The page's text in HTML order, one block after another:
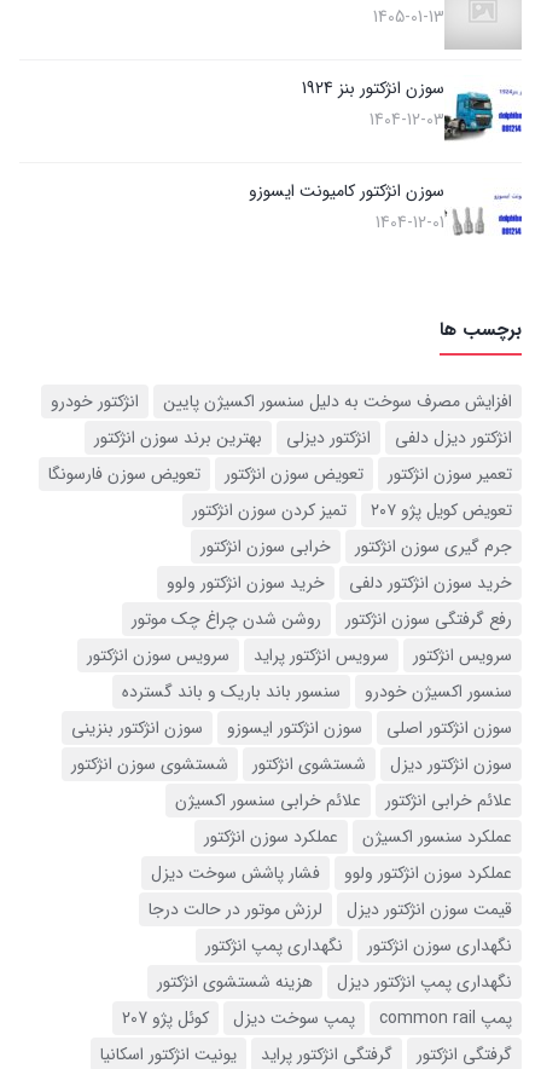
1405-01-13
سوزن انژکتور بنز 1924
1404-12-03
سوزن انژکتور کامیونت ایسوزو
1404-12-01
برچسب ها
افزایش مصرف سوخت به دلیل سنسور اکسیژن پایین
انژکتور خودرو
انژکتور دیزل دلفی
انژکتور دیزلی
بهترین برند سوزن انژکتور
تعمیر سوزن انژکتور
تعویض سوزن انژکتور
تعویض سوزن فارسونگا
تعویض کویل پژو ۲۰۷
تمیز کردن سوزن انژکتور
جرم گیری سوزن انژکتور
خرابی سوزن انژکتور
خرید سوزن انژکتور دلفی
خرید سوزن انژکتور ولوو
رفع گرفتگی سوزن انژکتور
روشن شدن چراغ چک موتور
سرویس انژکتور
سرویس انژکتور پراید
سرویس سوزن انژکتور
سنسور اکسیژن خودرو
سنسور باند باریک و باند گسترده
سوزن انژکتور اصلی
سوزن انژکتور ایسوزو
سوزن انژکتور بنزینی
سوزن انژکتور دیزل
شستشوی انژکتور
شستشوی سوزن انژکتور
علائم خرابی انژکتور
علائم خرابی سنسور اکسیژن
عملکرد سنسور اکسیژن
عملکرد سوزن انژکتور
عملکرد سوزن انژکتور ولوو
فشار پاشش سوخت دیزل
قیمت سوزن انژکتور دیزل
لرزش موتور در حالت درجا
نگهداری سوزن انژکتور
نگهداری پمپ انژکتور
نگهداری پمپ انژکتور دیزل
هزینه شستشوی انژکتور
پمپ common rail
پمپ سوخت دیزل
کوئل پژو 207
گرفتگی انژکتور
گرفتگی انژکتور پراید یونیت انژکتور اسکانیا